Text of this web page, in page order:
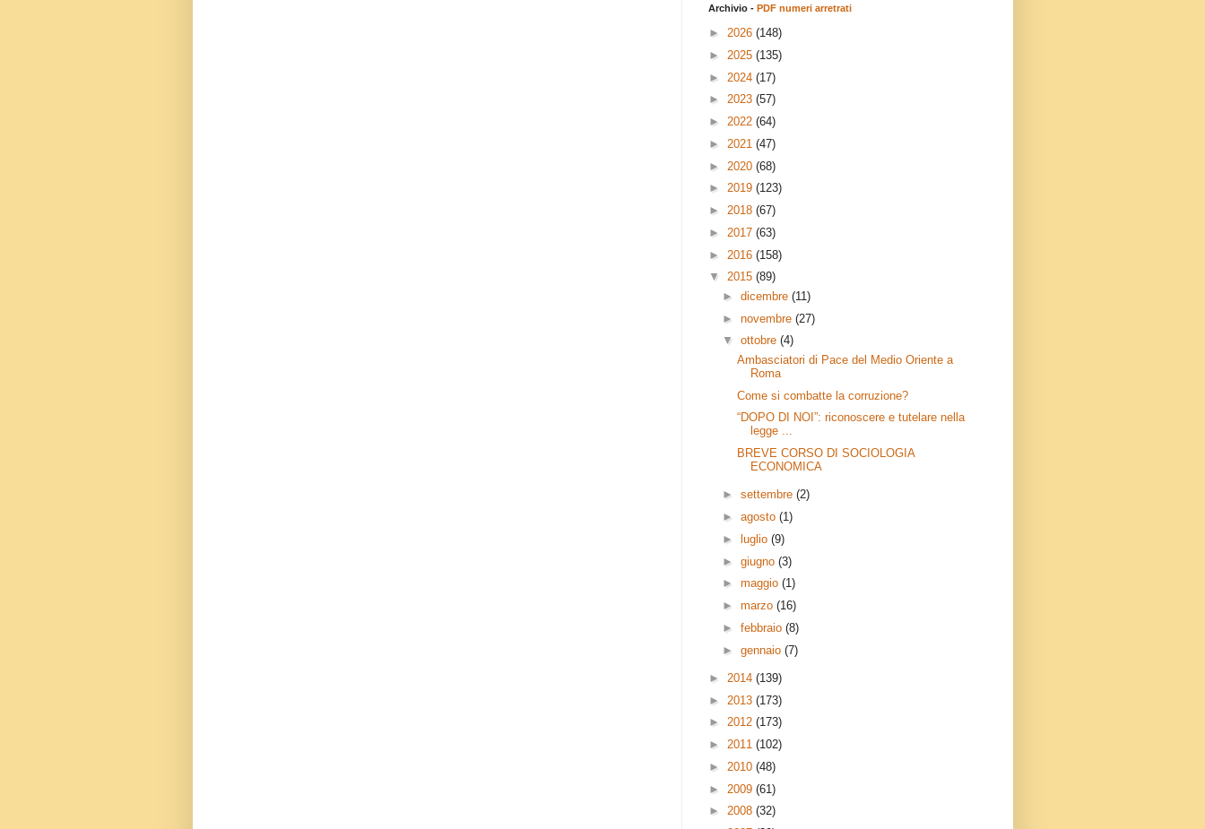
Archivio - PDF numeri arretrati
► 2026 (148)
► 2025 (135)
► 2024 (17)
► 2023 (57)
► 2022 (64)
► 2021 (47)
► 2020 (68)
► 2019 (123)
► 2018 (67)
► 2017 (63)
► 2016 (158)
▼ 2015 (89)
►dicembre(11)
►novembre(27)
▼ottobre(4)
Ambasciatori di Pace del Medio Oriente a
Roma
Come si combatte la corruzione?
“DOPO DI NOI”: riconoscere e tutelare nella
legge ...
BREVE CORSO DI SOCIOLOGIA
ECONOMICA
►settembre(2)
►agosto(1)
►
luglio(9)
►giugno(3)
►maggio(1)
►marzo(16)
►febbraio(8)
►gennaio(7)
► 2014 (139)
► 2013 (173)
► 2012 (173)
► 2011 (102)
► 2010 (48)
► 2009 (61)
► 2008 (32)